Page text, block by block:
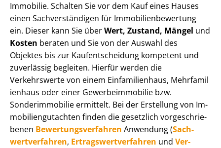
Immobilie. Schalten Sie vor dem Kauf eines Hauses
einen Sach­ver­stän­di­gen für Im­mo­bi­li­en­be­wer­tung
ein. Dieser kann Sie überWert, Zustand, Mängel und
Kosten beraten und Sie von der Auswahl des
Objektes bis zur Kauf­ent­schei­dung kompetent und
zuverlässig begleiten. Hierfür werden die
Verkehrswerte von einem Einfamilienhaus, Mehr­fa­mi­l
i­en­haus oder einer Ge­wer­be­im­mo­bi­lie bzw.
Sonderimmobilie ermittelt. Bei der Erstellung von Im­
mo­bi­li­en­gut­ach­ten finden die gesetzlich vor­ge­schrie­
be­nen Be­wer­tungs­ver­fah­ren Anwendung (Sach­
wert­ver­fah­ren, Er­trags­wert­ver­fah­ren und Ver­